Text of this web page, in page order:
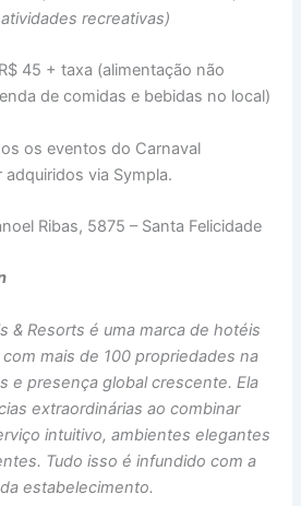
recreativas)
45 + taxa (alimentação não
de comidas e bebidas no local)
os eventos do Carnaval
via Sympla.
Ribas, 5875 – Santa Felicidade
& Resorts é uma marca de hotéis
mais de 100 propriedades na
e presença global crescente. Ela
extraordinárias ao combinar
intuitivo, ambientes elegantes
Tudo isso é infundido com a
estabelecimento.